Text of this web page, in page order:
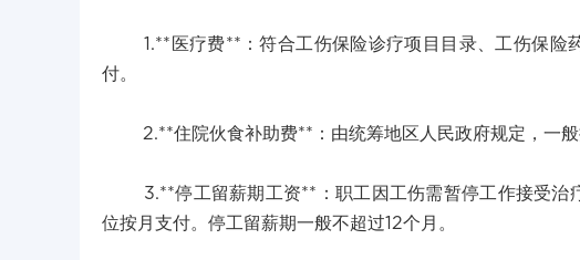
1.**医疗费**：符合工伤保险诊疗项目目录、工伤保险
付。
2.**住院伙食补助费**：由统筹地区人民政府规定，一般
3.**停工留薪期工资**：职工因工伤需暂停工作接受治
位按月支付。停工留薪期一般不超过12个月。